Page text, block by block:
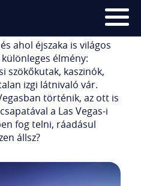
ahol éjszaka is világos
különleges élmény:
szökőkutak, kaszinók,
izgi látnivaló vár.
történik, az ott is
a Las Vegas-i
fog telni, ráadásul
állsz?